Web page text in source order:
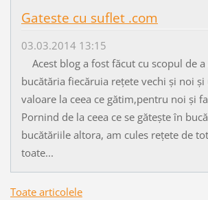
Gateste cu suflet .com
03.03.2014 13:15
Acest blog a fost făcut cu scopul de a
bucătăria fiecăruia rețete vechi și noi
valoare la ceea ce gătim,pentru noi și
Pornind de la ceea ce se gătește în
bucătăriile altora, am cules rețete de
toate...
Toate articolele